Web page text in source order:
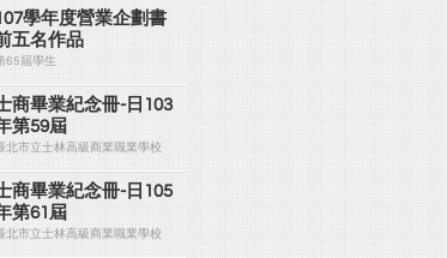
學年度營業企劃書
五名作品
65屆學生
商畢業紀念冊-日103
第59屆
北市立士林高級商業職業學校
商畢業紀念冊-日105
第61屆
北市立士林高級商業職業學校